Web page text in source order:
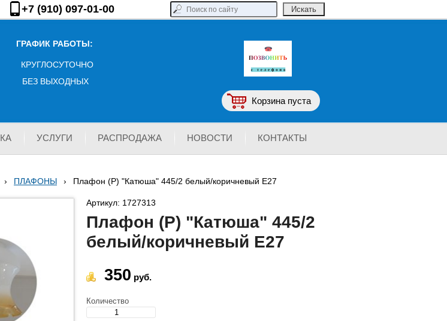
Корзина пуста
+7 (910) 097-01-00
ГРАФИК РАБОТЫ:
КРУГЛОСУТОЧНО
БЕЗ ВЫХОДНЫХ
УСЛУГИ РАСПРОДАЖА НОВОСТИ КОНТАКТЫ
› ПЛАФОНЫ › Плафон (Р) "Катюша" 445/2 белый/коричневый Е27
Артикул: 1727313
Плафон (Р) "Катюша" 445/2
белый/коричневый Е27
350 руб.
Количество